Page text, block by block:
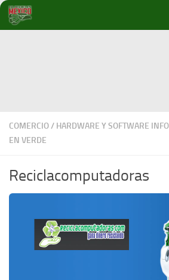
Debajo del contenido
COMERCIO/ HARDWARE Y SOFTWARE
EN VERDE
Reciclacomputadoras